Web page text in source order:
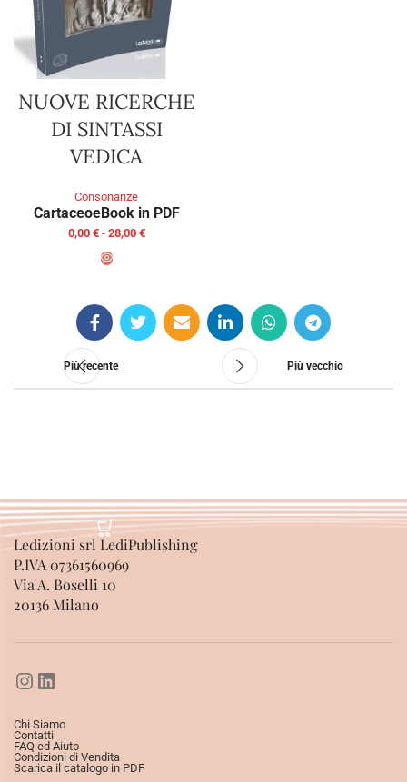
NUOVE RICERCHE
DI SINTASSI
VEDICA
Consonanze
CartaceoeBook in PDF
0,00 € - 28,00 €
Più recente Più vecchio
Ledizioni srl LediPublishing
P.IVA 07361560969
Via A. Boselli 10
20136 Milano
Chi Siamo
Contatti
FAQ ed Aiuto
Condizioni di Vendita
Scarica il catalogo in PDF